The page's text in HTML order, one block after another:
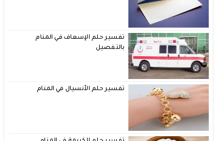
تفسير حلم الإسعاف في المنام
بالتفصيل
تفسير حلم الأنسيال في المنام